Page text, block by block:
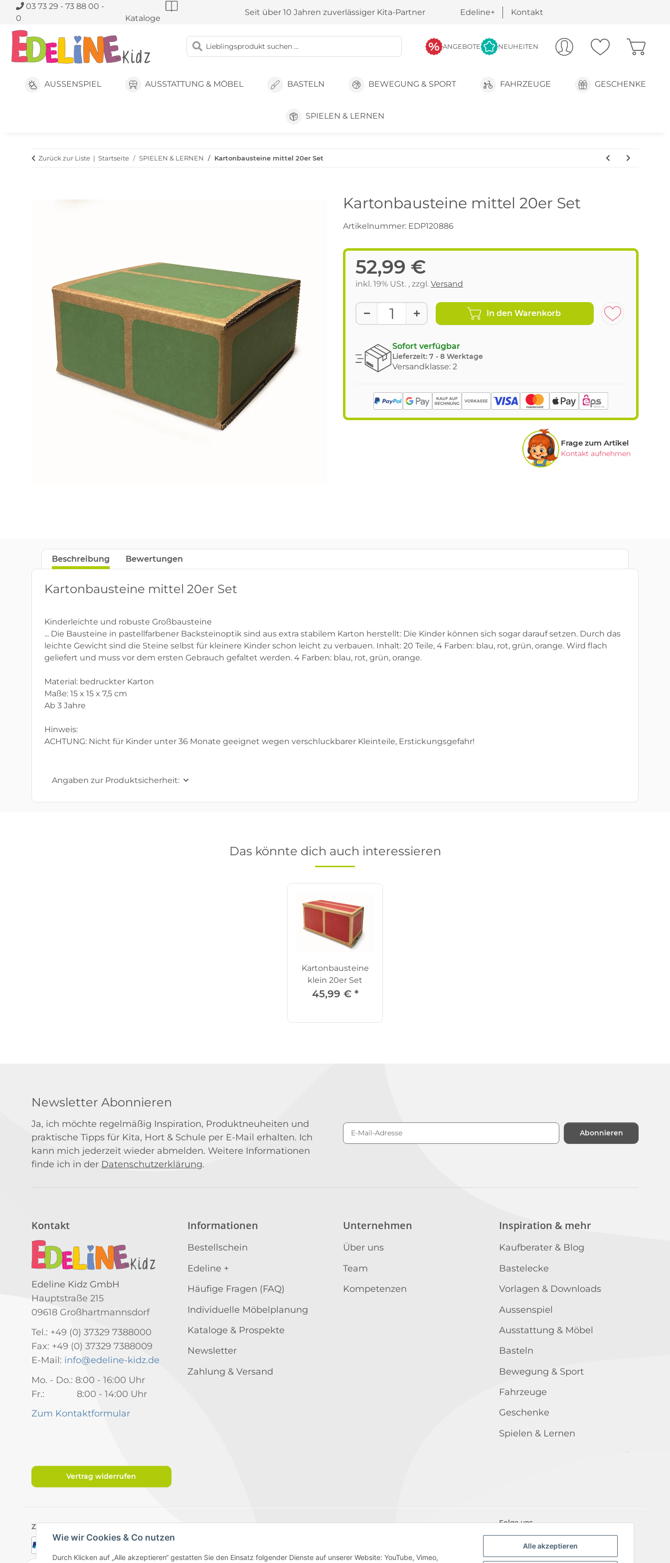
Alle akzeptieren
Wie wir Cookies & Co nutzen
Durch Klicken auf „Alle akzeptieren“ gestatten Sie den Einsatz folgender Dienste auf unserer Website: YouTube, Vimeo,
03 73 29 - 73 88 00 -
0
Kataloge
Seit über 10 Jahren zuverlässiger Kita-Partner Edeline+ Kontakt
ANGEBOTE NEUHEITEN
AUSSENSPIEL AUSSTATTUNG & MÖBEL BASTELN BEWEGUNG & SPORT FAHRZEUGE GESCHENKE
SPIELEN & LERNEN
Zurück zur Liste Startseite SPIELEN & LERNEN Kartonbausteine mittel 20er Set
Kartonbausteine mittel 20er Set
Artikelnummer: EDP120886
52,99 €
inkl. 19% USt. , zzgl. Versand
In den Warenkorb
Sofort verfügbar
Lieferzeit: 7 - 8 Werktage
Versandklasse: 2
Frage zum Artikel
Kontakt aufnehmen
Beschreibung Bewertungen
Kartonbausteine mittel 20er Set
Kinderleichte und robuste Großbausteine
... Die Bausteine in pastellfarbener Backsteinoptik sind aus extra stabilem Karton herstellt: Die Kinder können sich sogar darauf setzen. Durch das
leichte Gewicht sind die Steine selbst für kleinere Kinder schon leicht zu verbauen. Inhalt: 20 Teile, 4 Farben: blau, rot, grün, orange. Wird flach
geliefert und muss vor dem ersten Gebrauch gefaltet werden. 4 Farben: blau, rot, grün, orange.
Material: bedruckter Karton
Maße: 15 x 15 x 7,5 cm
Ab 3 Jahre
Hinweis:
ACHTUNG: Nicht für Kinder unter 36 Monate geeignet wegen verschluckbarer Kleinteile, Erstickungsgefahr!
Angaben zur Produktsicherheit:
Das könnte dich auch interessieren
Kartonbausteine
klein 20er Set
45,99 € *
Newsletter Abonnieren
Ja, ich möchte regelmäßig Inspiration, Produktneuheiten und
praktische Tipps für Kita, Hort & Schule per E-Mail erhalten. Ich
kann mich jederzeit wieder abmelden. Weitere Informationen
finde ich in der Datenschutzerklärung.
Abonnieren
Kontakt
Edeline Kidz GmbH
Hauptstraße 215
09618 Großhartmannsdorf
Tel.: +49 (0) 37329 7388000
Fax: +49 (0) 37329 7388009
E-Mail: info@edeline-kidz.de
Mo. - Do.: 8:00 - 16:00 Uhr
Fr.: 8:00 - 14:00 Uhr
Zum Kontaktformular
Informationen
Bestellschein
Edeline +
Häufige Fragen (FAQ)
Individuelle Möbelplanung
Kataloge & Prospekte
Newsletter
Zahlung & Versand
Unternehmen
Über uns
Team
Kompetenzen
Inspiration & mehr
Kaufberater & Blog
Bastelecke
Vorlagen & Downloads
Aussenspiel
Ausstattung & Möbel
Basteln
Bewegung & Sport
Fahrzeuge
Geschenke
Spielen & Lernen
Vertrag widerrufen
Zahlungsarten Folge uns